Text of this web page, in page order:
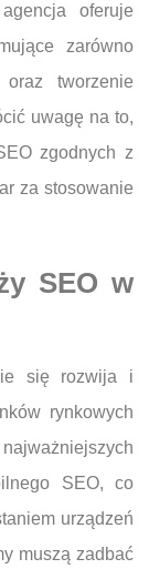
oferuje
zarówno
tworzenie
uwagę na to,
zgodnych z
za stosowanie
SEO w
się rozwija i
rynkowych
SEO, co
urządzeń
muszą zadbać